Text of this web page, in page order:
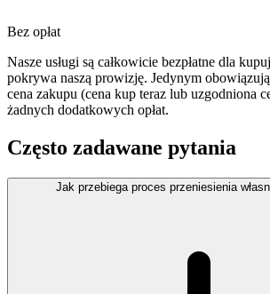
Bez opłat
Nasze usługi są całkowicie bezpłatne dla
pokrywa naszą prowizję. Jedynym
cena zakupu (cena kup teraz lub uzgodniona
żadnych dodatkowych opłat.
Często zadawane pytania
Jak przebiega proces przeniesienia